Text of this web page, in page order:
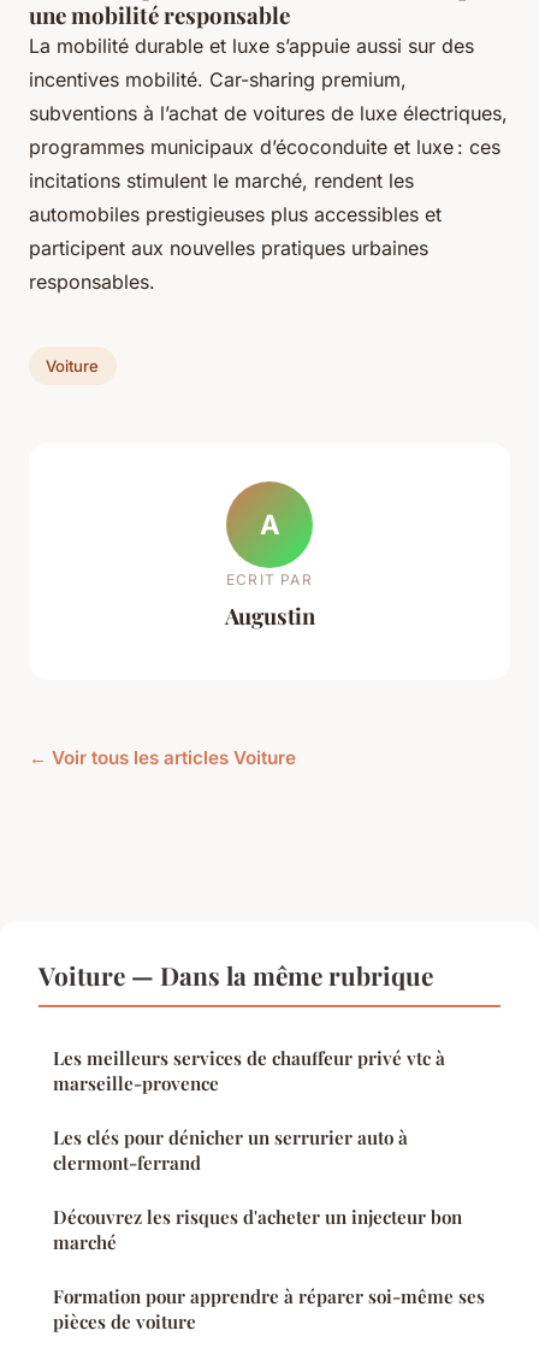
une mobilité responsable
La mobilité durable et luxe s’appuie aussi sur des
incentives mobilité. Car-sharing premium,
subventions à l’achat de voitures de luxe électriques,
programmes municipaux d’écoconduite et luxe : ces
incitations stimulent le marché, rendent les
automobiles prestigieuses plus accessibles et
participent aux nouvelles pratiques urbaines
responsables.
Voiture
A
ECRIT PAR
Augustin
← Voir tous les articles Voiture
Voiture — Dans la même rubrique
Les meilleurs services de chauffeur privé vtc à
marseille-provence
Les clés pour dénicher un serrurier auto à
clermont-ferrand
Découvrez les risques d'acheter un injecteur bon
marché
Formation pour apprendre à réparer soi-même ses
pièces de voiture